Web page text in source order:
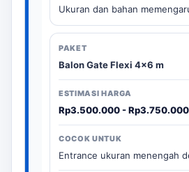
Ukuran dan bahan
Balon Gate Flexi 4x6 m
Rp3.500.000 -
Entrance ukuran menengah